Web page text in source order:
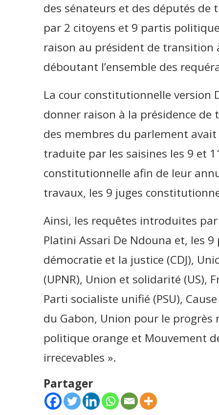
des sénateurs et des députés
par 2 citoyens et 9 partis
raison au président de transition
déboutant l’ensemble des
La cour constitutionnelle version
donner raison à la présidence
des membres du parlement
traduite par les saisines les 9 et
constitutionnelle afin de leur
travaux, les 9 juges
Ainsi, les requêtes introduites
Platini Assari De Ndouna et, les
démocratie et la justice (CDJ),
(UPNR), Union et solidarité (US),
Parti socialiste unifié (PSU),
du Gabon, Union pour le progrès
politique orange et Mouvement
irrecevables ».
Partager